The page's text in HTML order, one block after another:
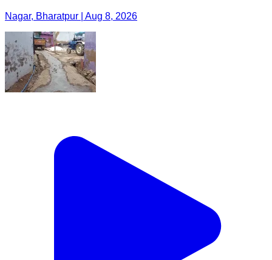
Nagar, Bharatpur | Aug 8, 2026